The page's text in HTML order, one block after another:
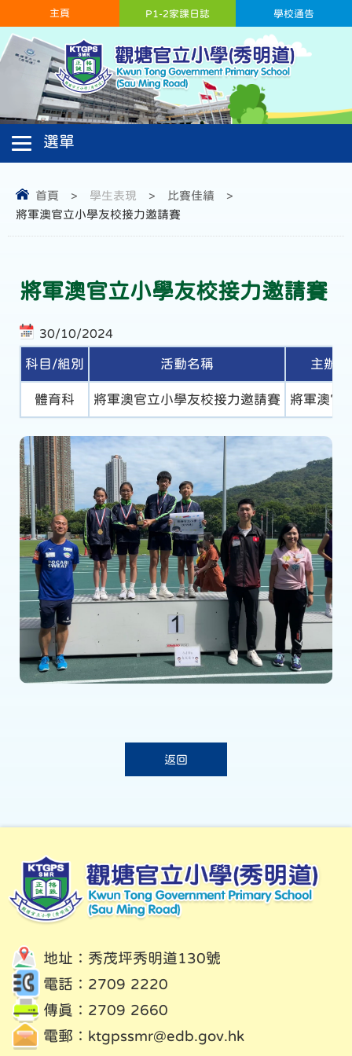
主頁 學校通告
P1-2家課日誌
首頁 > 學生表現 > 比賽佳績
>
將軍澳官立小學友校接力邀請賽
將軍澳官立小學友校接力邀請賽
30/10/2024
科目/組別 活動名稱 主辦
體育科 將軍澳官立小學友校接力邀請賽 將軍澳官
返回
地址：秀茂坪秀明道130號
電話：2709 2220
傳真：2709 2660
電郵： ktgpssmr@edb.gov.hk